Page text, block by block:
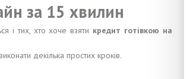
за 15 хвилин
і тих, хто хоче взяти кредит готівкою на
декілька простих кроків.